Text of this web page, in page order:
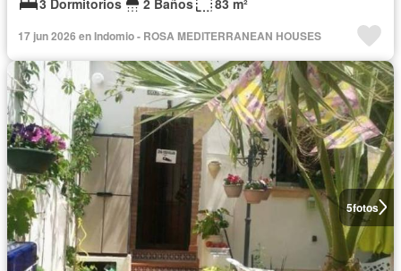
3 Dormitorios
2 Baños 83 m²
17 jun 2026 en Indomio - ROSA MEDITERRANEAN HOUSES
5fotos